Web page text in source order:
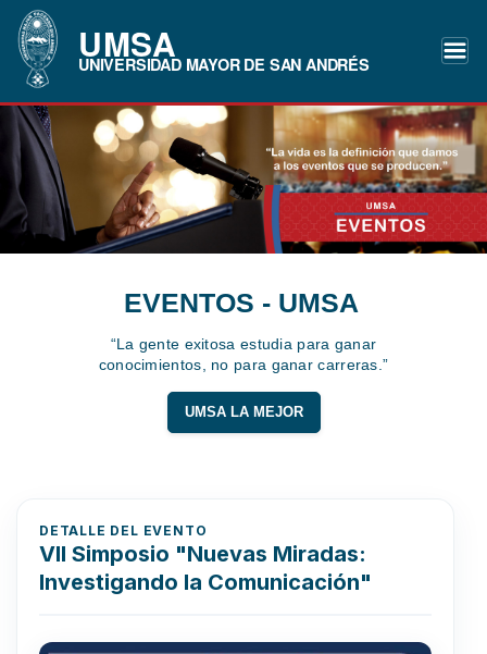
UMSA
UNIVERSIDAD MAYOR DE SAN ANDRÉS
EVENTOS - UMSA
“La gente exitosa estudia para ganar
conocimientos, no para ganar carreras.”
UMSA LA MEJOR
DETALLE DEL EVENTO
VII Simposio "Nuevas Miradas:
Investigando la Comunicación"